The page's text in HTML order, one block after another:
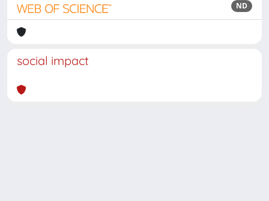
ND
social impact